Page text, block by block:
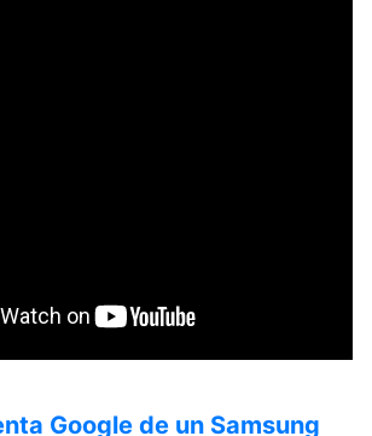
Google de un Samsung